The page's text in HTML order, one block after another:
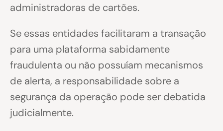
administradoras de cartões.
Se essas entidades facilitaram a transação
para uma plataforma sabidamente
fraudulenta ou não possuíam mecanismos
de alerta, a responsabilidade sobre a
segurança da operação pode ser debatida
judicialmente.